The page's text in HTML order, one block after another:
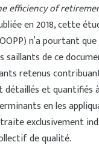
efficiency of
en 2018, cette
n’a pourtant
de ce
retenus
détaillés et quantifiés
en les
exclusivement
de qualité.